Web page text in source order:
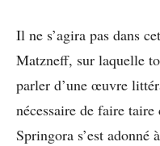
Il ne s’agira pas dans
Matzneff, sur laquelle
parler d’une œuvre
nécessaire de faire
Springora s’est adonné